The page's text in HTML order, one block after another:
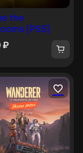
the
[PS5]
₽